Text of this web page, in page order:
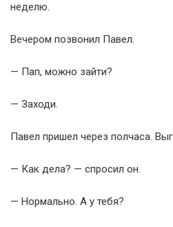
неделю.
Вечером позвонил Павел.
— Пап, можно зайти?
— Заходи.
Павел пришел через полчаса.
— Как дела? — спросил он.
— Нормально. А у тебя?